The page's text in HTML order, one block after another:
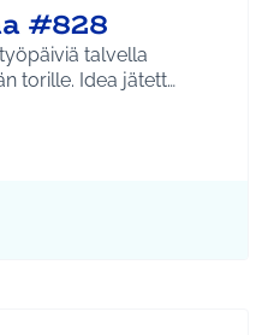
#828
talvella
kirjastoon ja kesällä Hyrylän torille. Idea jätett…
Hyrylä